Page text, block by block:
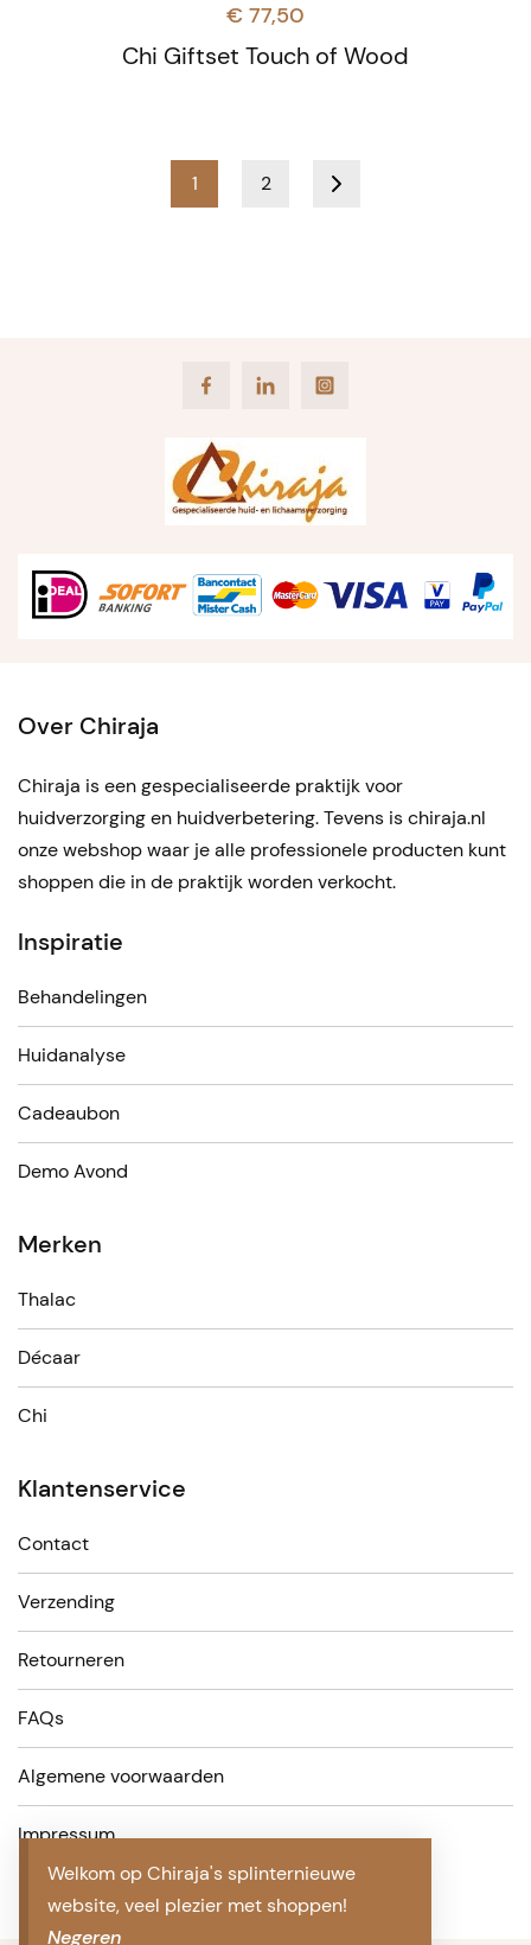
Welkom op Chiraja's splinternieuwe
website, veel plezier met shoppen!
Negeren
Chi Giftset Touch of Wood
€ 77,50
1 2
FacebookLinkedIn Instagram
Over Chiraja
Chiraja is een gespecialiseerde praktijk voor
huidverzorging en huidverbetering. Tevens is chiraja.nl
onze webshop waar je alle professionele producten kunt
shoppen die in de praktijk worden verkocht.
Inspiratie
Behandelingen
Huidanalyse
Cadeaubon
Demo Avond
Merken
Thalac
Décaar
Chi
Klantenservice
Contact
Verzending
Retourneren
FAQs
Algemene voorwaarden
Impressum